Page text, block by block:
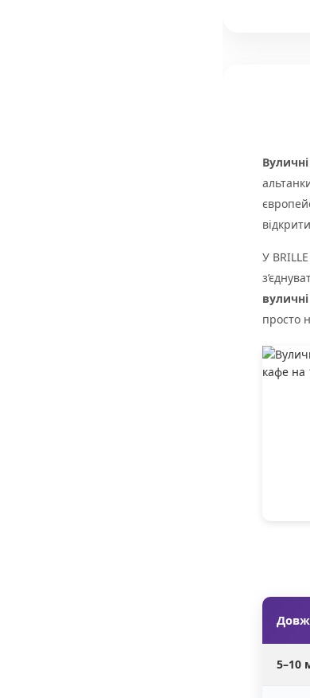
У
просто
5–10